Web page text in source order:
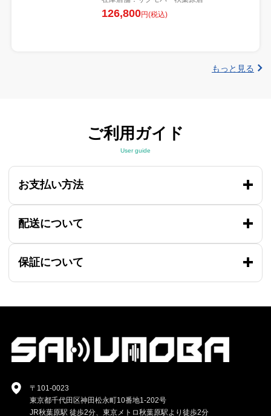
126,800円(税込)
もっと見る
ご利用ガイド
User guide
お支払い方法
配送について
保証について
〒101-0023
東京都千代田区神田松永町10番地1-202号
JR秋葉原駅 徒歩2分、東京メトロ秋葉原駅より徒歩2分